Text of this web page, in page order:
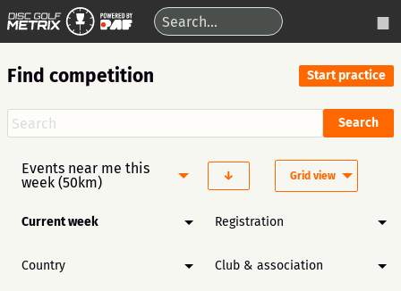
Find competition Start practice
Events near me this
week (50km)
Grid view
Current week Registration
Country Club & association